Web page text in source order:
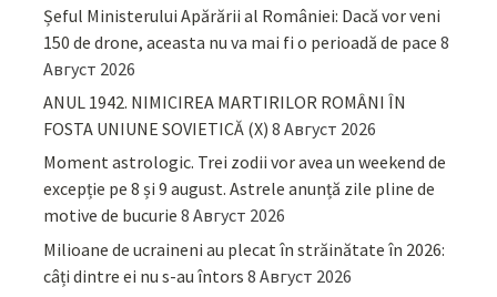
Șeful Ministerului Apărării al României: Dacă vor veni
150 de drone, aceasta nu va mai fi o perioadă de pace 8
Август 2026
ANUL 1942. NIMICIREA MARTIRILOR ROMÂNI ÎN
FOSTA UNIUNE SOVIETICĂ (X) 8 Август 2026
Moment astrologic. Trei zodii vor avea un weekend de
excepție pe 8 și 9 august. Astrele anunță zile pline de
motive de bucurie 8 Август 2026
Milioane de ucraineni au plecat în străinătate în 2026:
câți dintre ei nu s-au întors 8 Август 2026